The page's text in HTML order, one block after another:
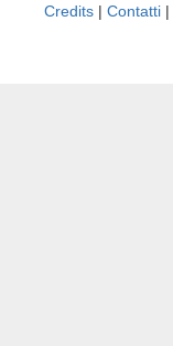
Credits | Contatti |